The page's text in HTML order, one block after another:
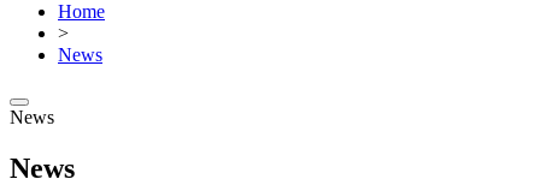
Home
>
News
News
News